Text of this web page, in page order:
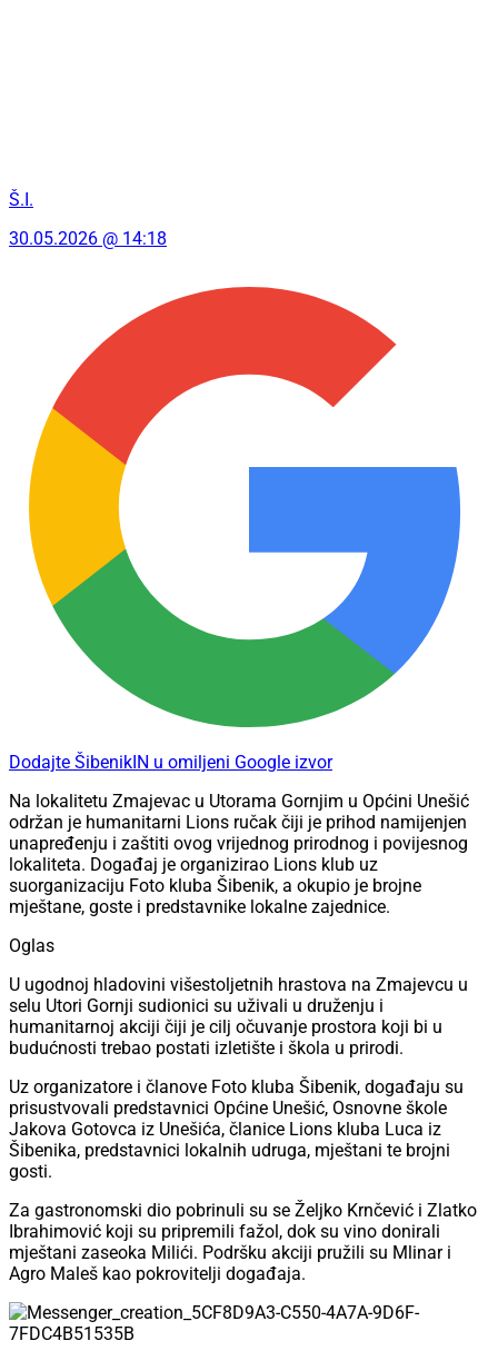
Š.I.
30.05.2026 @ 14:18
Dodajte ŠibenikIN u omiljeni Google izvor
Na lokalitetu Zmajevac u Utorama Gornjim u Općini Unešić
održan je humanitarni Lions ručak čiji je prihod namijenjen
unapređenju i zaštiti ovog vrijednog prirodnog i povijesnog
lokaliteta. Događaj je organizirao Lions klub uz
suorganizaciju Foto kluba Šibenik, a okupio je brojne
mještane, goste i predstavnike lokalne zajednice.
Oglas
U ugodnoj hladovini višestoljetnih hrastova na Zmajevcu u
selu Utori Gornji sudionici su uživali u druženju i
humanitarnoj akciji čiji je cilj očuvanje prostora koji bi u
budućnosti trebao postati izletište i škola u prirodi.
Uz organizatore i članove Foto kluba Šibenik, događaju su
prisustvovali predstavnici Općine Unešić, Osnovne škole
Jakova Gotovca iz Unešića, članice Lions kluba Luca iz
Šibenika, predstavnici lokalnih udruga, mještani te brojni
gosti.
Za gastronomski dio pobrinuli su se Željko Krnčević i Zlatko
Ibrahimović koji su pripremili fažol, dok su vino donirali
mještani zaseoka Milići. Podršku akciji pružili su Mlinar i
Agro Maleš kao pokrovitelji događaja.